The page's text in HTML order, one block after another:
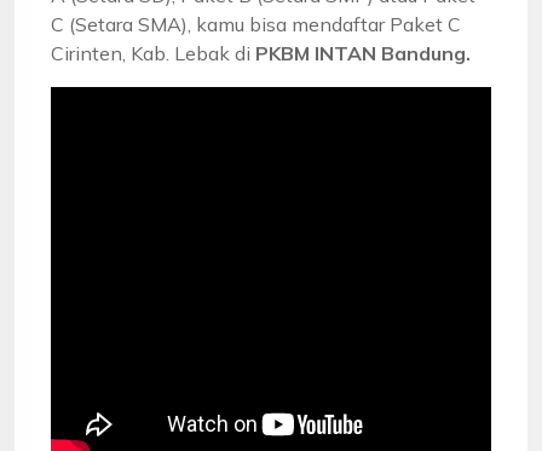
C (Setara SMA), kamu bisa mendaftar Paket C
Cirinten, Kab. Lebak di PKBM INTAN Bandung.